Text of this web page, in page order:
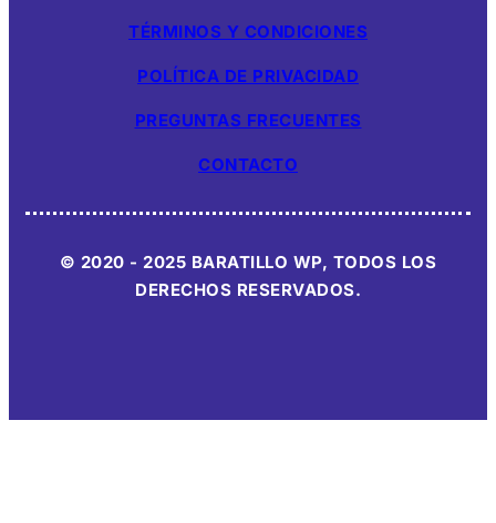
TÉRMINOS Y CONDICIONES
POLÍTICA DE PRIVACIDAD
PREGUNTAS FRECUENTES
CONTACTO
© 2020 - 2025 BARATILLO WP, TODOS LOS
DERECHOS RESERVADOS.